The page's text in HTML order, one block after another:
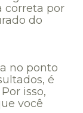
correta por
do
no ponto
é
isso,
você